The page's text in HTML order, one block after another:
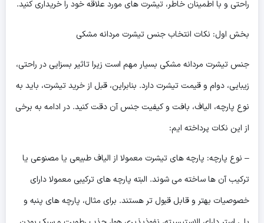
راحتی و با اطمینان خاطر، تیشرت های مورد علاقه خود را خریداری کنید.
بخش اول: نکات انتخاب جنس تیشرت مردانه مشکی
جنس تیشرت مردانه مشکی بسیار مهم است زیرا تاثیر بسزایی در راحتی،
زیبایی، دوام و قیمت تیشرت دارد. بنابراین، قبل از خرید تیشرت، باید به
نوع پارچه، الیاف، بافت و کیفیت جنس آن دقت کنید. در ادامه به برخی
از این نکات پرداخته ایم:
– نوع پارچه: پارچه های تیشرت معمولا از الیاف طبیعی یا مصنوعی یا
ترکیب آن ها ساخته می شوند. البته پارچه های ترکیبی معمولا دارای
خصوصیات بهتر و قابل قبول تر هستند. برای مثال، پارچه های پنبه و